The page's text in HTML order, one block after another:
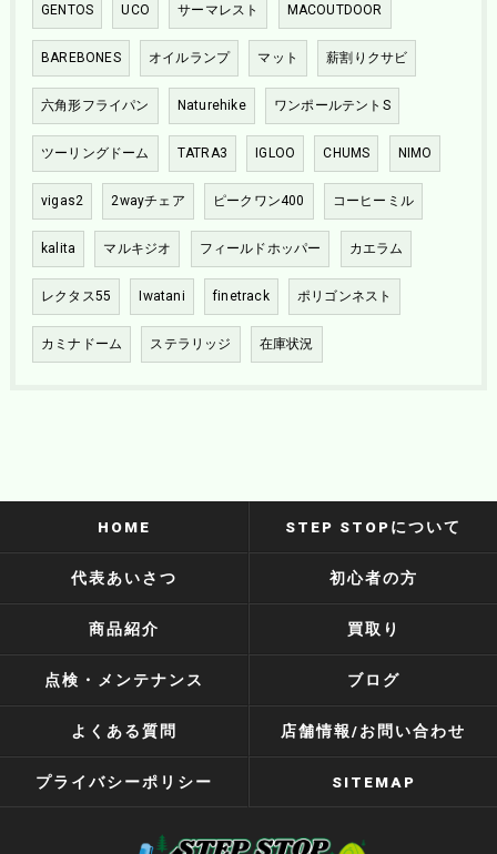
GENTOS UCO サーマレスト MACOUTDOOR
BAREBONES オイルランプ マット 薪割りクサビ
六角形フライパン Naturehike ワンポールテントS
ツーリングドーム TATRA3 IGLOO CHUMS NIMO
vigas2 2wayチェア ピークワン400 コーヒーミル
kalita マルキジオ フィールドホッパー カエラム
レクタス55 Iwatani finetrack ポリゴンネスト
カミナドーム ステラリッジ 在庫状況
HOME STEP STOPについて
代表あいさつ 初心者の方
商品紹介 買取り
点検・メンテナンス ブログ
よくある質問 店舗情報/お問い合わせ
プライバシーポリシー SITEMAP